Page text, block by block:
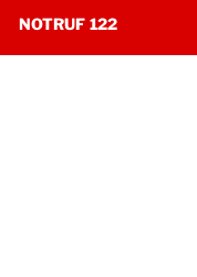
NOTRUF 122